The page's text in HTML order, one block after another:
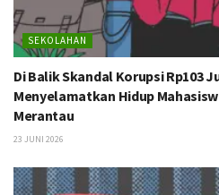
SEKOLAHAN
Di Balik Skandal Korupsi Rp103
Menyelamatkan Hidup
Merantau
23 JUNI 2026